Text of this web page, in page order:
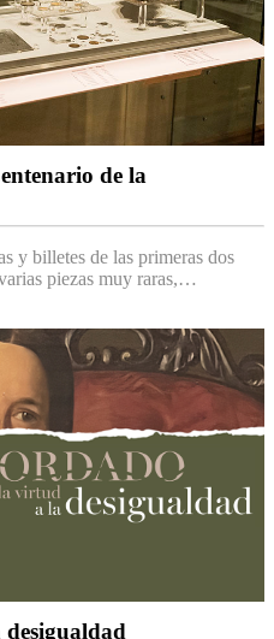
de la
y billetes de las primeras dos
piezas muy raras,…